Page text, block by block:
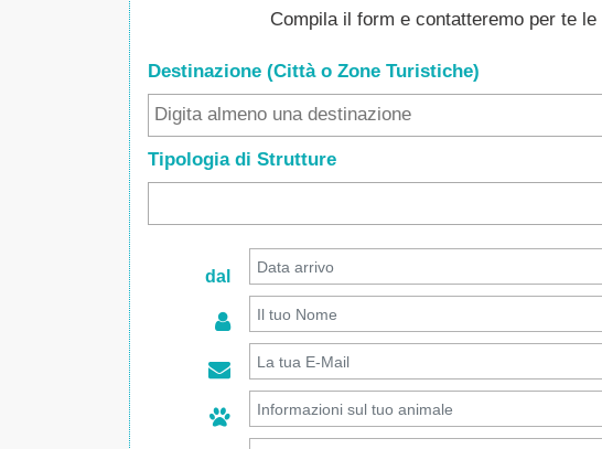
Compila il form e contatteremo per te le
Destinazione (Città o Zone Turistiche)
Tipologia di Strutture
dal